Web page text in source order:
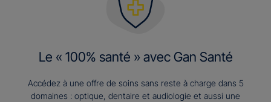
Le « 100% santé » avec Gan Santé
Accédez à une offre de soins sans reste à charge dans 5
domaines : optique, dentaire et audiologie et aussi une